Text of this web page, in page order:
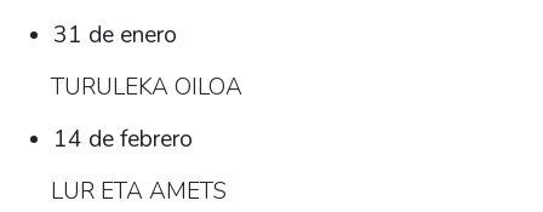
31 de enero
TURULEKA OILOA
14 de febrero
LUR ETA AMETS